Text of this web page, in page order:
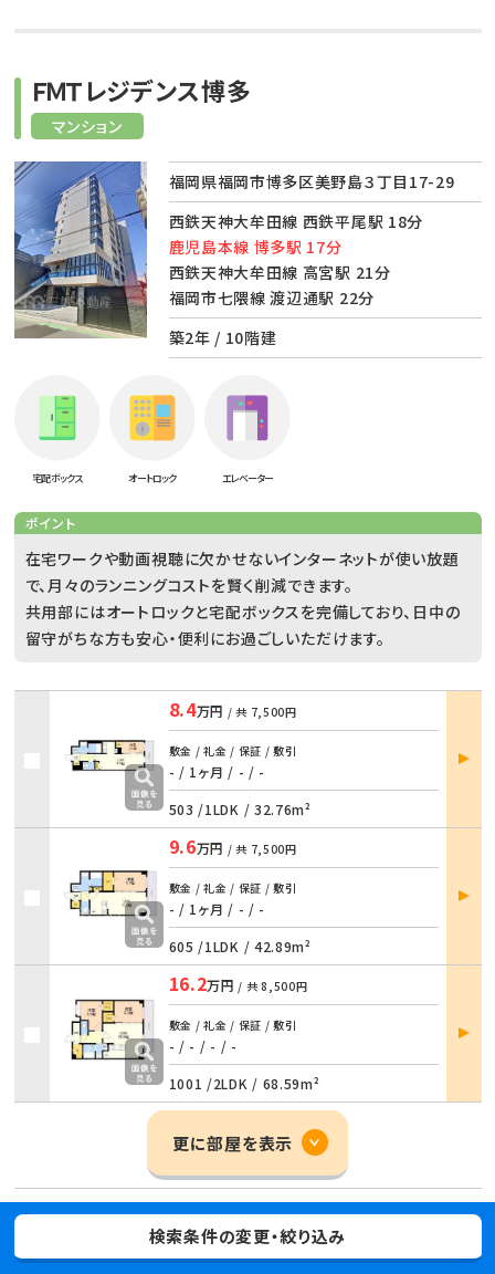
マンション
ＦＭＴレジデンス博多
福岡県福岡市博多区美野島３丁目17-29
西鉄天神大牟田線 西鉄平尾駅 18分
鹿児島本線 博多駅 17分
西鉄天神大牟田線 高宮駅 21分
福岡市七隈線 渡辺通駅 22分
築2年 / 10階建
宅配ボックス オートロック エレベーター
ポイント
在宅ワークや動画視聴に欠かせないインターネットが使い放題
で、月々のランニングコストを賢く削減できます。
共用部にはオートロックと宅配ボックスを完備しており、日中の
留守がちな方も安心・便利にお過ごしいただけます。
8.4万円 / 共 7,500円
敷金 / 礼金 / 保証 / 敷引
- / 1ヶ月 / - / -
503 /1LDK / 32.76m²
部屋
詳細
9.6万円 / 共 7,500円
敷金 / 礼金 / 保証 / 敷引
- / 1ヶ月 / - / -
605 /1LDK / 42.89m²
部屋
詳細
16.2万円 / 共 8,500円
敷金 / 礼金 / 保証 / 敷引
- / - / - / -
1001 /2LDK / 68.59m²
部屋
詳細
更に部屋を表示
検索条件の変更・絞り込み